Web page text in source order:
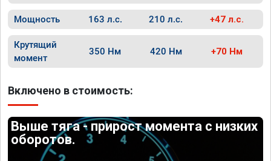
Мощность 163 л.с. 210 л.с. +47 л.с.
Крутящий
момент
350 Нм 420 Нм +70 Нм
Включено в стоимость:
Выше тяга - прирост момента с низких
оборотов.